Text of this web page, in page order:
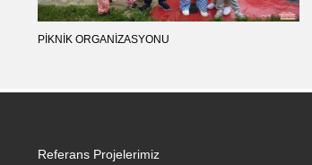
PIKNIK ORGANIZASYONU
Referans Projelerimiz